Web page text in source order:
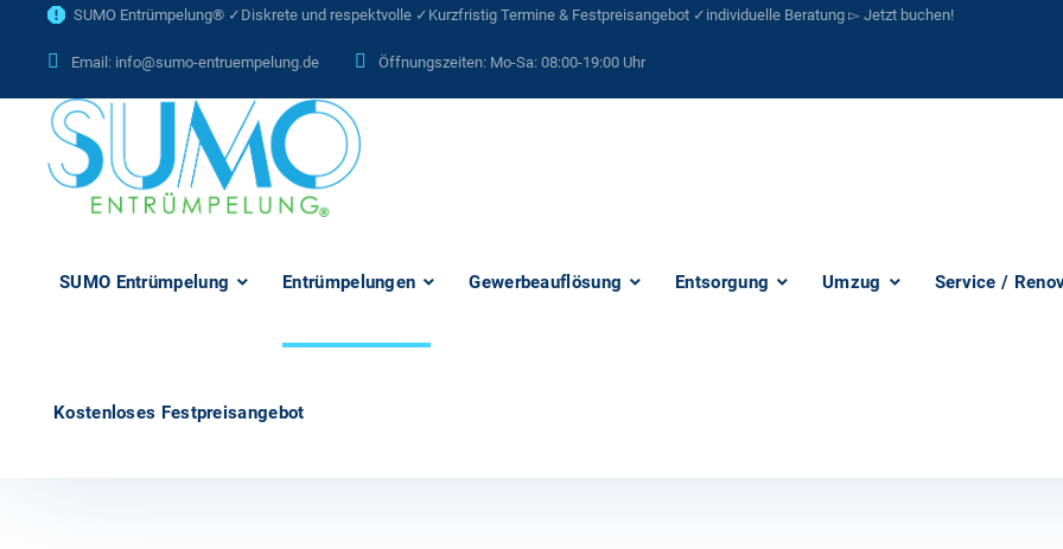
SUMO Entrümpelung® ✓Diskrete und respektvolle ✓Kurzfristig Termine & Festpreisangebot ✓individuelle Beratung ▻ Jetzt buchen!
Email: info@sumo-entruempelung.de Öffnungszeiten: Mo-Sa: 08:00-19:00 Uhr
SUMO Entrümpelung Entrümpelungen Gewerbeauflösung Entsorgung Umzug Service /
Kostenloses Festpreisangebot